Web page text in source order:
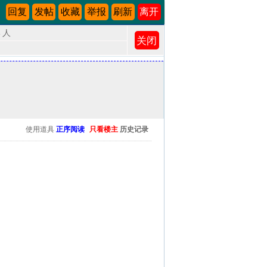
回复 发帖 收藏 举报 刷新 离开
使用道具 正序阅读 只看楼主 历史记录